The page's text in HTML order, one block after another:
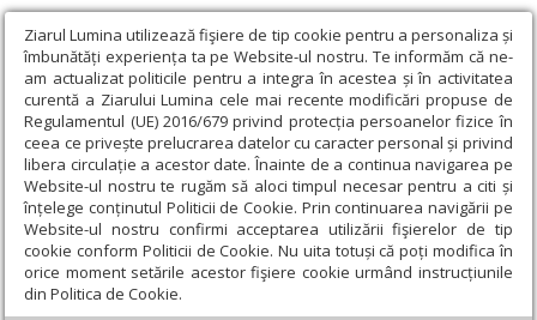
Ziarul Lumina utilizează fişiere de tip cookie pentru a personaliza și
îmbunătăți experiența ta pe Website-ul nostru. Te informăm că ne-
am actualizat politicile pentru a integra în acestea și în activitatea
curentă a Ziarului Lumina cele mai recente modificări propuse de
Regulamentul (UE) 2016/679 privind protecția persoanelor fizice în
ceea ce privește prelucrarea datelor cu caracter personal și privind
libera circulație a acestor date. Înainte de a continua navigarea pe
Website-ul nostru te rugăm să aloci timpul necesar pentru a citi și
înțelege conținutul Politicii de Cookie. Prin continuarea navigării pe
Website-ul nostru confirmi acceptarea utilizării fişierelor de tip
cookie conform Politicii de Cookie. Nu uita totuși că poți modifica în
orice moment setările acestor fişiere cookie urmând instrucțiunile
din Politica de Cookie.
Ziarul Lumina › Actualitate religioasă › Știri › Eveniment dedicat
Zilei Naţionale a Republicii Georgia la Mănăstirea Antim
Eveniment dedicat Zilei Naţionale a
Republicii Georgia la Mănăstirea Antim